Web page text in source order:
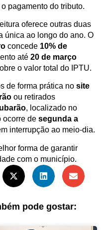
pagamento do tributo.
oferece outras duas
única ao longo do ano. O
concede 10% de
até 20 de março
o valor total do IPTU.
de forma prática no site
ou retirados
, localizado no
ocorre de segunda a
interrupção ao meio-dia.
forma de garantir
com o município.
pode gostar: